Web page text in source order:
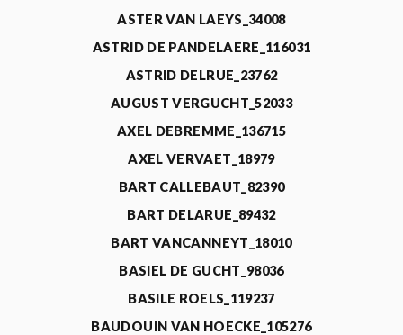
ASTER VAN LAEYS_34008
ASTRID DE PANDELAERE_116031
ASTRID DELRUE_23762
AUGUST VERGUCHT_52033
AXEL DEBREMME_136715
AXEL VERVAET_18979
BART CALLEBAUT_82390
BART DELARUE_89432
BART VANCANNEYT_18010
BASIEL DE GUCHT_98036
BASILE ROELS_119237
BAUDOUIN VAN HOECKE_105276